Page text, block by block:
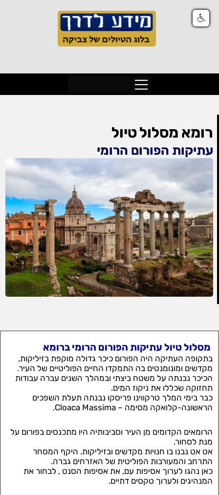
רומא מסלול טיול
עתיקות הפורום הרומי
מסלול טיול עתיקות הפורום הרומי ברומא
בתקופה העתיקה היה הפורום כיכר גדולה מוקפת בזיליקות,
מקדשים ומונומנטים בה התמקדו החיים הפוליטיים של העיר.
הכיכר נבנתה על משטח ביצתי ובמהלך השנים עברה עבודות
תחזוקה שכללו את ניקוז המים.
כבר בימי המלך טרקווינו פריסקו נבנתה תעלת השפכים
הראשונה-קלואקה מסימה – Cloaca Massima.
הרומאים הקדומים מן העיר וסביבותיה היו מתכנסים בפורום על
מנת לסחור.
אט אט נבנו בו חנויות מקדשים ובזיליקות. היקף המסחר
התרחב והמעורבות הפוליטית של האזרחים גברה.
כאן נהגו לערוך אסיפות עם, את אסיפות הסנט , לבחור את
המנהיגים ולערוך טקסים דתיים.